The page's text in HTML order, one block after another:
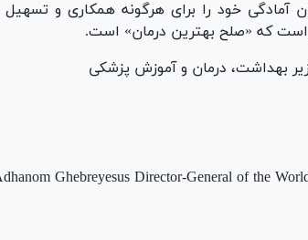
آمادگی خود را برای هرگونه همکاری و
است که «صلح بهترین درمان» است.
بهداشت، درمان و آموزش پزشکی
Ghebreyesus Director-General of the